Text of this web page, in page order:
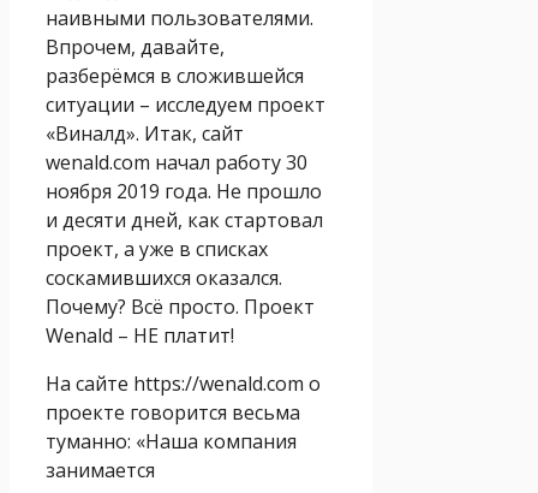
наивными пользователями.
Впрочем, давайте,
разберёмся в сложившейся
ситуации – исследуем проект
«Виналд». Итак, сайт
wenald.com начал работу 30
ноября 2019 года. Не прошло
и десяти дней, как стартовал
проект, а уже в списках
соскамившихся оказался.
Почему? Всё просто. Проект
Wenald – НЕ платит!
На сайте https://wenald.com о
проекте говорится весьма
туманно: «Наша компания
занимается